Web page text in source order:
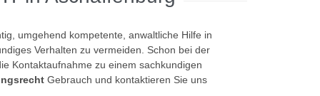
umgehend kompetente, anwaltliche Hilfe in
Verhalten zu vermeiden. Schon bei der
Kontaktaufnahme zu einem sachkundigen
Gebrauch und kontaktieren Sie uns